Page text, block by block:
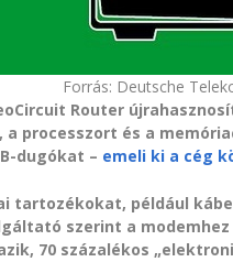
Forrás: Deutsche
Router
processzort és a
dugókat – emeli ki a cég
tartozékokat, például
szerint a
70 százalékos